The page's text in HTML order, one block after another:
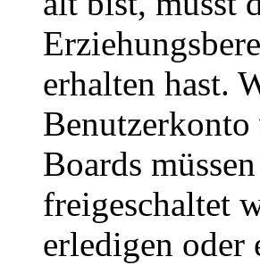
erhalten hast.
Boards
freigeschaltet
erledigen